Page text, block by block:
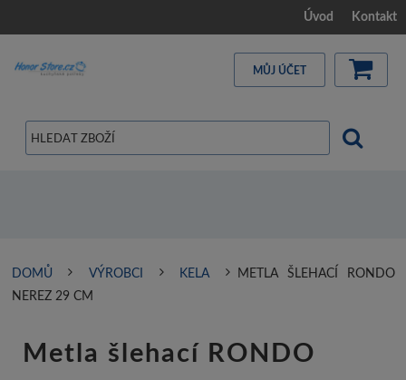
Úvod Kontakt
MŮJ ÚČET
DOMŮ VÝROBCI KELA
METLA ŠLEHACÍ RONDO
NEREZ 29 CM
Metla šlehací RONDO